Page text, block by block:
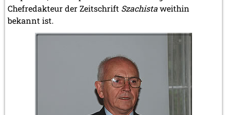
Chefredakteur der Zeitschrift Szachistaweithin
bekannt ist.